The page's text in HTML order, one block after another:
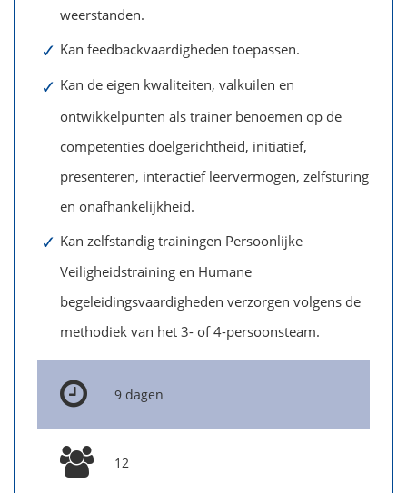
weerstanden.
✓ Kan feedbackvaardigheden toepassen.
✓ Kan de eigen kwaliteiten, valkuilen en
ontwikkelpunten als trainer benoemen op de
competenties doelgerichtheid, initiatief,
presenteren, interactief leervermogen, zelfsturing
en onafhankelijkheid.
✓ Kan zelfstandig trainingen Persoonlijke
Veiligheidstraining en Humane
begeleidingsvaardigheden verzorgen volgens de
methodiek van het 3- of 4-persoonsteam.
9 dagen
12